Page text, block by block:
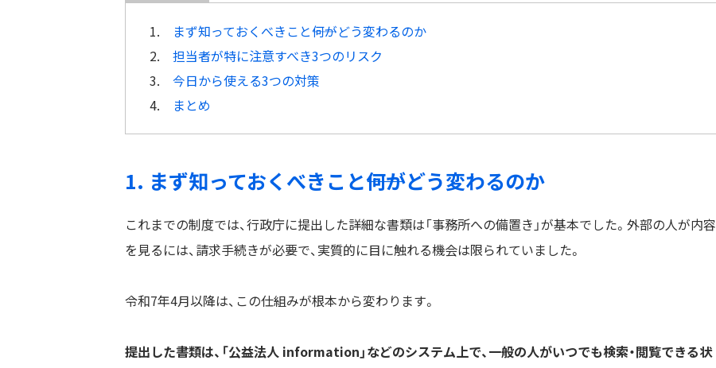
1.
まず知っておくべきこと――何がどう変わるのか
2. 担当者が特に注意すべき3つのリスク
3. 今日から使える3つの対策
4.
まとめ
1. まず知っておくべきこと――何がどう変わるのか
これまでの制度では、行政庁に提出した詳細な書類は「事務所への備置き」が基本でした。外部の人が内容
を見るには、請求手続きが必要で、実質的に目に触れる機会は限られていました。
令和7年4月以降は、この仕組みが根本から変わります。
提出した書類は、「公益法人 information」などのシステム上で、一般の人がいつでも検索・閲覧できる状